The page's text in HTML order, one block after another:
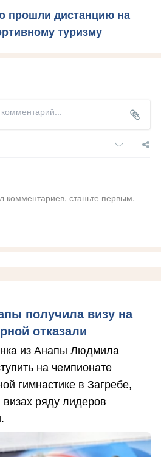
прошли дистанцию на
туризму
комментариев, станьте первым.
получила визу на
отказали
из Анапы Людмила
на чемпионате
гимнастике в Загребе,
визах ряду лидеров